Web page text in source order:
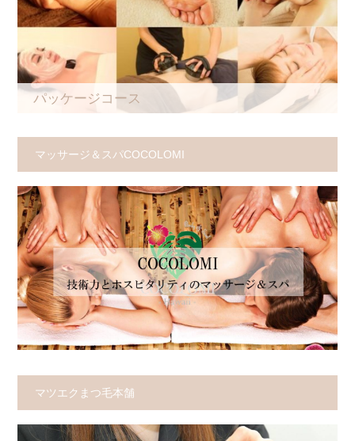
パッケージコース
マッサージ＆スパCOCOLOMI
マツエクまつ毛本舗